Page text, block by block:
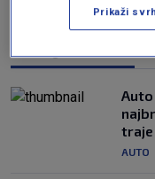
NAJČITANIJE
traje
AUTO
Prikaži